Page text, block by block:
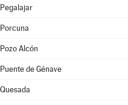
Pegalajar
Porcuna
Pozo Alcón
Puente de Génave
Quesada